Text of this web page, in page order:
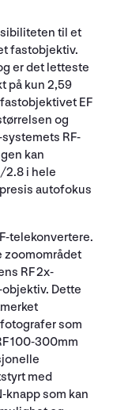
til et
fastobjektiv.
er det letteste
på kun 2,59
EF
og
RF-
kan
2.8 i hele
autofokus
telekonvertere.
zoomområdet
RF 2x-
Dette
som
100-300mm
med
knapp som kan